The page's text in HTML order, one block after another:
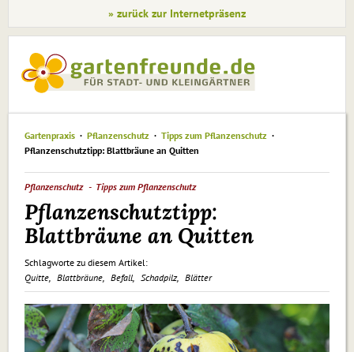
» zurück zur Internetpräsenz
Gartenpraxis Pflanzenschutz
Tipps zum Pflanzenschutz
Pflanzenschutztipp: Blattbräune an Quitten
Pflanzenschutz Tipps zum Pflanzenschutz
Pflanzenschutztipp:
Blattbräune an Quitten
Schlagworte zu diesem Artikel:
Quitte
Blattbräune Befall Schadpilz Blätter